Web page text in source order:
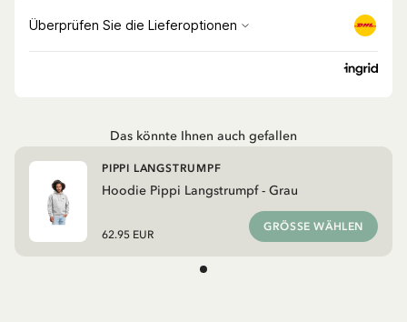
Das könnte Ihnen auch gefallen
Hoodie Pippi Langstrumpf - Grau
PIPPI LANGSTRUMPF
62.95 EUR
GRÖSSE WÄHLEN